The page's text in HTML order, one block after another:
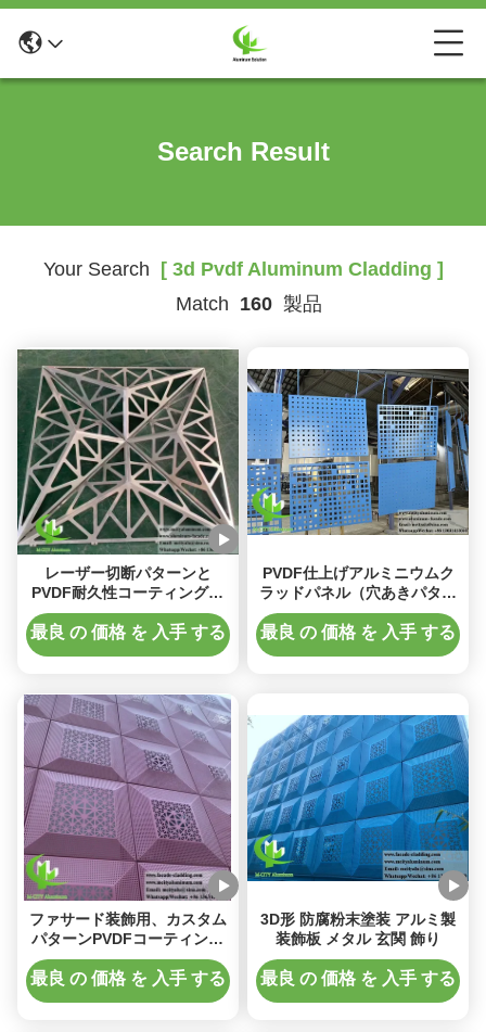
Search Result
Your Search [ 3d Pvdf Aluminum Cladding ]
Match 160製品
レーザー切断パターンと
PVDF耐久性コーティングの
3D金属ファサード
最良 の 価格 を 入手 する
PVDF仕上げアルミニウムク
ラッドパネル（穴あきパター
ンとカスタマイズ可能なサイ
ズでファサード装飾用）
最良 の 価格 を 入手 する
ファサード装飾用、カスタム
パターンPVDFコーティング
付き3Dアルミニウムクラッド
パネル、サイズ
最良 の 価格 を 入手 する
3D形 防腐粉末塗装 アルミ製
装飾板 メタル 玄関 飾り
最良 の 価格 を 入手 する